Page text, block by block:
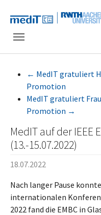
← MedIT gratuliert
Promotion
MedIT gratuliert
Promotion →
MedIT auf der IEEE
(13.-15.07.2022)
18.07.2022
Nach langer Pause
internationalen
2022 fand die EMBC in